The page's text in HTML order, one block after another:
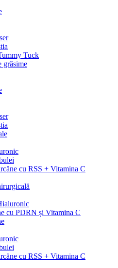
Tuck
grăsime
cu RSS + Vitamina C
cu PDRN și Vitamina C
cu RSS + Vitamina C